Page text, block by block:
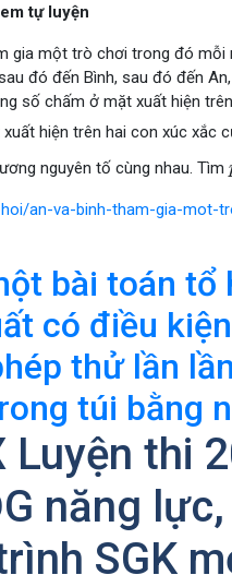
tự luyện
gia một trò chơi trong đó
đó đến Bình, sau đó đến
số chấm ở mặt xuất hiện
hiện trên hai con xúc xắc
nguyên tố cùng nhau. Tìm
an-va-binh-tham-gia-
bài toán tổ
có điều
thử lần
túi bằng
Luyện thi
năng
SGK